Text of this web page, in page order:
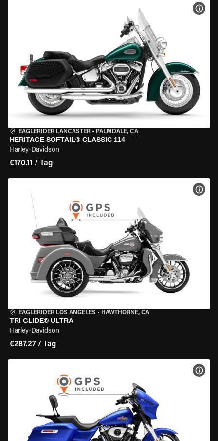
EAGLERIDER LANCASTER • PALMDALE, CA
HERITAGE SOFTAIL® CLASSIC 114
Harley-Davidson
€170.11 / Tag
EAGLERIDER LOS ANGELES • HAWTHORNE, CA
TRI GLIDE® ULTRA
Harley-Davidson
€287.27 / Tag